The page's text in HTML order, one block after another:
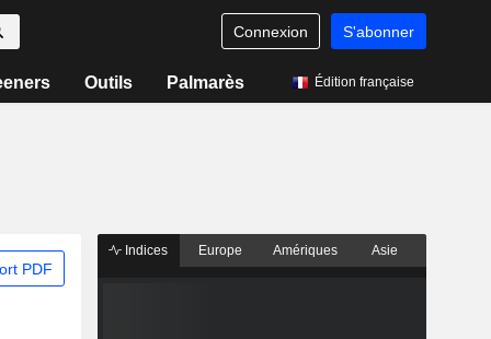
Connexion S'abonner
Outils Palmarès Édition française
PDF
Indices Europe Amériques Asie